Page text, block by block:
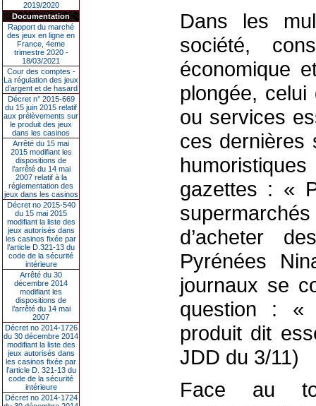
2019/2020
Documentation
Rapport du marché
des jeux en ligne en
France, 4eme
trimestre 2020 -
18/03/2021
Cour des comptes -
La régulation des jeux
d’argent et de hasard
Décret n° 2015-669
du 15 juin 2015 relatif
aux prélèvements sur
le produit des jeux
dans les casinos
Arrêté du 15 mai
2015 modifiant les
dispositions de
l’arrêté du 14 mai
2007 relatif à la
réglementation des
jeux dans les casinos
Décret no 2015-540
du 15 mai 2015
modifiant la liste des
jeux autorisés dans
les casinos fixée par
l’article D.321-13 du
code de la sécurité
intérieure
Arrêté du 30
décembre 2014
modifiant les
dispositions de
l’arrêté du 14 mai
2007
Décret no 2014-1726
du 30 décembre 2014
modifiant la liste des
jeux autorisés dans
les casinos fixée par
l’article D. 321-13 du
code de la sécurité
intérieure
Décret no 2014-1724
Dans les
société,
économique
plongée,
ou services
ces dernières
gazettes : «
d’acheter
Pyrénées
journaux se
question : «
produit dit
JDD du 3/11)
Face au